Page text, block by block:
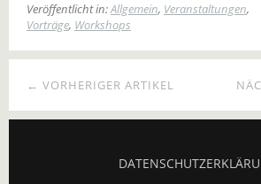
Veröffentlicht in:Allgemein, Veranstaltungen,
Vorträge, Workshops
← VORHERIGER ARTIKEL